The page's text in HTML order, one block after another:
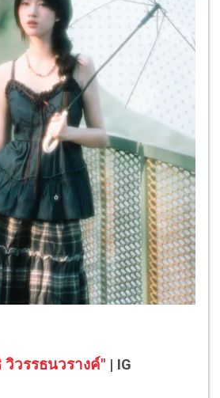
วิวรรธนวรางค์" | IG